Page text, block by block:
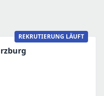
REKRUTIERUNG LÄUFT